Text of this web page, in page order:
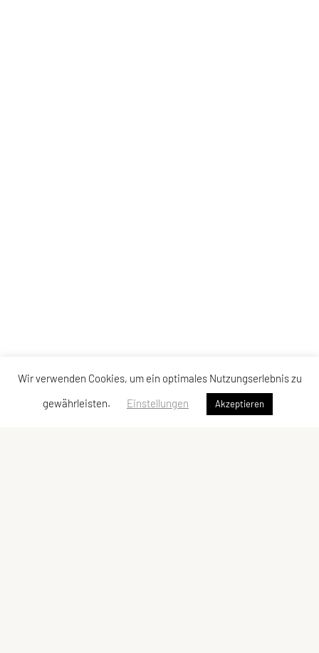
Wir verwenden Cookies, um ein optimales Nutzungserlebnis zu
gewährleisten.
Einstellungen Akzeptieren